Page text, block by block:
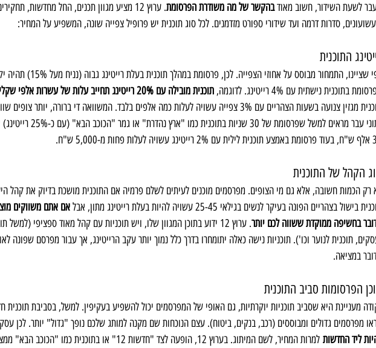
לשעת השידור, חשוב מאוד בהקשר של מה משודרת הפרסומת
. ערוץ 12 מציע מגוון תכנים, החל מחדשות,
סדרות דרמה ועד שידורי ספורט מזדמנים. לכל סוג תוכנית יש פרופיל צפייה שונה, המשפיע על המחיר:
התוכנית
כפי שציינו, התמחור מבוסס על אחוזי הצפייה.
בתוכנית נישתית עם 4% רייטינג. לדוגמה,
תוכנית מובילה עם 20% רייטינג תחייב עלות של עשרות אלפי שקלים לפרסומת
תוכנית מגזין צנועה בשעות הצהריים עם 3% צפייה עשויה לעלות כמה אלפים בלבד. המשוואה די ברורה, יותר
פחות מ-5,000 ש"ח.
הקהל של התוכנית
רק הכמות חשובה, אלא גם מי הצופים. מפרסמים מוכנים לעיתים לשלם פרמיה אם התוכנית מושכת בדיוק את קהל
בישול בצהריים הפונה בעיקר לנשים בגילאי 25-45 עשויה להיות בעלת רייטינג מתון, אבל
אם אתם משווקים
בחשיפה ממוקדת ששווה לכם יותר
. ערוץ 12 ידוע בתוכן המגוון שלו, ויש תוכניות עם קהל מאוד ספציפי (למשל
תוכנית לנוער וכו'). תוכניות נישה כאלה יתומחרו בדרך כלל נמוך יותר עקב הרייטינג, אך עבור מפרסם שפונה
במציאה.
הפרסומות סביב התוכנית
מעניינת היא שסביב תוכניות יוקרתיות, גם האופי של המפרסמים יכול להשפיע בעקיפין. למשל, בסביבת תוכנית
מפרסמים גדולים ומבוססים (רכב, בנקים, ביטוח). עצם הנוכחות שם מקנה למותג שלכם נופך "גדול" יותר. לכן
ליד החדשות
למרות המחיר, לשם המיתוג. בערוץ 12, הופעה לצד "חדשות 12" או